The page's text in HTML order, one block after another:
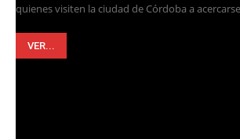
quienes visiten la ciudad de Córdoba a
VER...